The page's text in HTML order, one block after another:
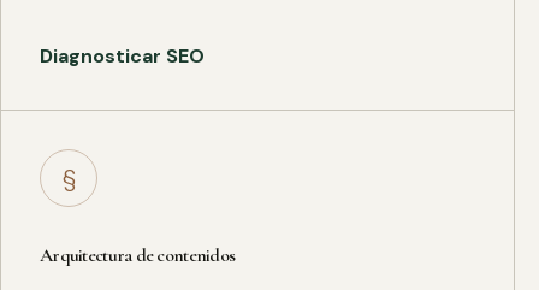
Diagnosticar SEO
§
Arquitectura de contenidos